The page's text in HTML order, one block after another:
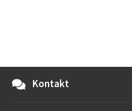
Kontakt